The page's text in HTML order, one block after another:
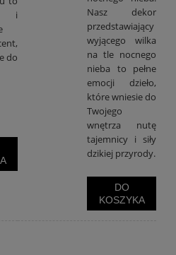
i
do
Nasz dekor
przedstawiający
wyjącego wilka
na tle nocnego
nieba to pełne
emocji dzieło,
które wniesie do
Twojego
wnętrza nutę
tajemnicy i siły
dzikiej przyrody.
DO
KOSZYKA